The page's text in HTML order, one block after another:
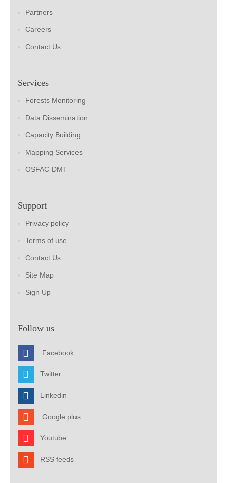
Partners
Careers
Contact Us
Services
Forests Monitoring
Data Dissemination
Capacity Building
Mapping Services
OSFAC-DMT
Support
Privacy policy
Terms of use
Contact Us
Site Map
Sign Up
Follow us
Facebook
Twitter
Linkedin
Google plus
Youtube
RSS feeds